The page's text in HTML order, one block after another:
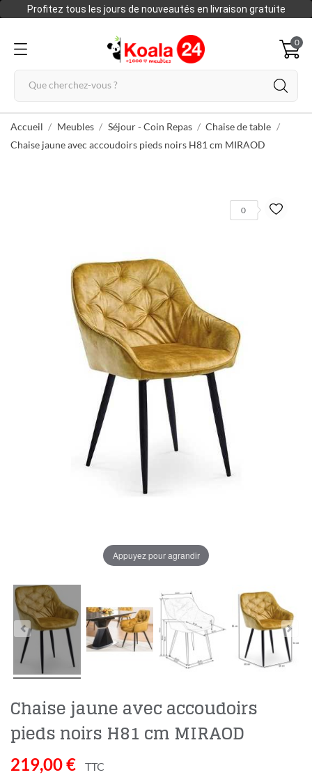
Profitez tous les jours de nouveautés en livraison gratuite
0
Accueil Meubles Séjour - Coin Repas
Chaise de table
Chaise jaune avec accoudoirs pieds noirs H81 cm MIRAOD
Appuyez pour agrandir
0
Chaise jaune avec accoudoirs
pieds noirs H81 cm MIRAOD
219,00 € TTC